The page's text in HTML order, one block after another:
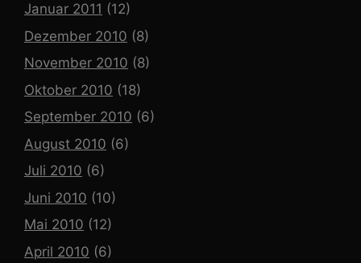
Januar 2011 (12)
Dezember 2010 (8)
November 2010 (8)
Oktober 2010 (18)
September 2010 (6)
August 2010 (6)
Juli 2010 (6)
Juni 2010 (10)
Mai 2010 (12)
April 2010 (6)